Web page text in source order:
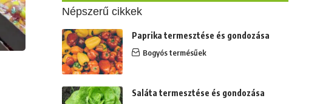
Népszerű cikkek
Paprika termesztése és gondozása
Bogyós termésűek
Saláta termesztése és gondozása